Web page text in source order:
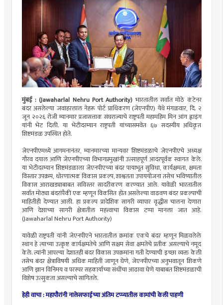
मुंबई : (Jawaharlal Nehru Port Authority) भारतातील सर्वात मोठे कंटेनर
बंदर असलेल्या जवाहरलाल नेहरू पोर्ट प्राधिकरण (जेएनपीए) येथे मंगळवार, दि. २
जून २०२६ रोजी म्यानमार प्रजासत्ताक संघराज्याचे राष्ट्रपती महामहिम मिन आंग ह्लाइंग
यांनी भेट दिली. या भेटीदरम्यान राष्ट्रपती यांच्यासमवेत ६७ सदस्यीय अधिकृत
शिष्टमंडळ उपस्थित होते.
जेएनपीएमध्ये आगमनानंतर, म्यानमारच्या मान्यवर शिष्टमंडळाचे जेएनपीएचे अध्यक्ष
गौरव दयाल आणि जेएनपीएच्या विभागप्रमुखांनी उत्साहपूर्ण आदरपूर्वक स्वागत केले.
या भेटीदरम्यान शिष्टमंडळाला जेएनपीएच्या बंदर पायाभूत सुविधा, कार्यक्षमता, क्षमता
विस्तार उपक्रम, धोरणात्मक विकास प्रकल्प, शाश्वतता उपाययोजना तसेच भविष्यातील
विकास आराखड्याबाबत सविस्तर सादरीकरण करण्यात आले. यावेळी भारतातील
सर्वात मोठ्या बंदरांपैकी एक म्हणून विकसित होत असलेल्या वाढवण बंदर प्रकल्पाची
माहितीही देण्यात आली. हा प्रकल्प प्रादेशिक सागरी व्यापार वृद्धीस चालना देणारा
आणि देशाच्या सागरी क्षेत्रातील महत्त्वाचा विकास टप्पा मानला जात आहे.
(Jawaharlal Nehru Port Authority)
यावेळी राष्ट्रपती यांनी जेएनपीएने भारतातील क्रमांक एकचे बंदर म्हणून मिळवलेले
स्थान हे त्याच्या उत्कृष्ट कार्यक्षमतेचे आणि सक्षम सेवा क्षमतेचे प्रतीक असल्याचे नमूद
केले. त्यांनी आपल्या देशातही बंदर विकास उपक्रमांना गती देण्याची इच्छा व्यक्त केली
तसेच बंदर क्षेत्राविषयी अधिक माहिती जाणून घेणे, जेएनपीएच्या अनुभवातून शिकणे
आणि ज्ञान विनिमय व परस्पर सहकार्याच्या संधींचा आढावा घेणे याबाबत शिष्टमंडळाची
विशेष उत्सुकता असल्याचे सांगितले.
हेही वाचा : महापौरांनी नालेसफाईच्या अंतिम टप्प्यातील कामांची केली पाहणी